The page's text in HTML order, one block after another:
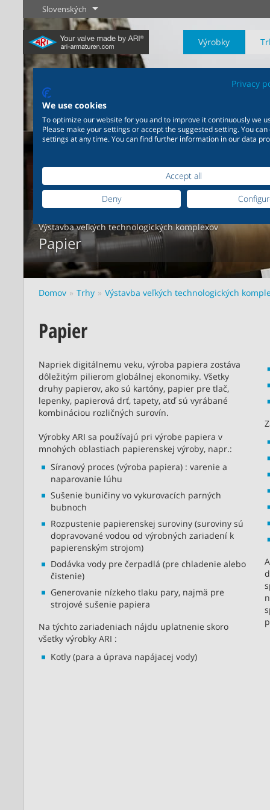
Slovenských
Výrobky
Novinky
Zistiť viac
Regulácia
Zistiť viac Zistiť viac
Priemysel
priemysel - Váš flexibilný
aplikácie
Zistiť viac
Chémia
- Výrobné riešenia šité na
mieru Vašim individuálnym
požiadavkám
Zistiť viac
Výstavba veľkých technologických komplexov
Papier
Domov Trhy Výstavba veľkých technologických
Papier
Napriek digitálnemu veku, výroba papiera zostáva
dôležitým pilierom globálnej ekonomiky. Všetky
druhy papierov, ako sú kartóny, papier pre tlač,
lepenky, papierová drť, tapety, atď sú vyrábané
kombináciou rozličných surovín.
Výrobky ARI sa používajú pri výrobe papiera v
mnohých oblastiach papierenskej výroby, napr.:
Síranový proces (výroba papiera) : varenie a
naparovanie lúhu
Sušenie buničiny vo vykurovacích parných
bubnoch
Rozpustenie papierenskej suroviny (suroviny sú
dopravované vodou od výrobných zariadení k
papierenským strojom)
Dodávka vody pre čerpadlá (pre chladenie alebo
čistenie)
Generovanie nízkeho tlaku pary, najmä pre
strojové sušenie papiera
Na týchto zariadeniach nájdu uplatnenie skoro
všetky výrobky ARI :
Kotly (para a úprava napájacej vody)
Privacy
We use cookies
To optimize our website for you and to improve it continuously we
Please make your settings or accept the suggested setting. You
settings at any time. You can find further information in our data
Accept all
Deny